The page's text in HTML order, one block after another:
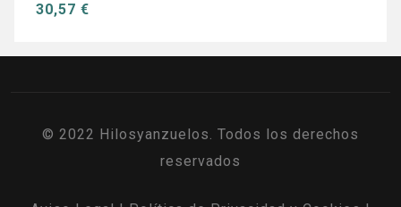
30,57 €
© 2022 Hilosyanzuelos. Todos los derechos
reservados